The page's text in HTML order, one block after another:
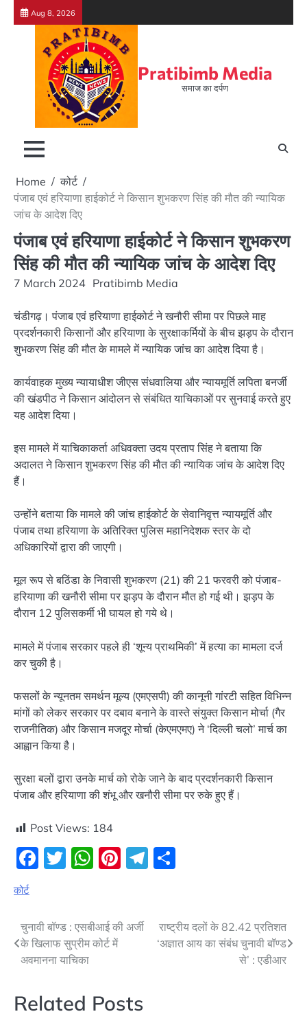
Skip
Aug 8, 2026
Pratibimb Media
समाज का दर्पण
Home
कोर्ट
पंजाब एवं हरियाणा हाईकोर्ट ने किसान शुभकरण सिंह की मौत की न्यायिक
जांच के आदेश दिए
पंजाब एवं हरियाणा हाईकोर्ट ने किसान शुभकरण
सिंह की मौत की न्यायिक जांच के आदेश दिए
7 March 2024 Pratibimb Media
चंडीगढ़। पंजाब एवं हरियाणा हाईकोर्ट ने खनौरी सीमा पर पिछले माह
प्रदर्शनकारी किसानों और हरियाणा के सुरक्षाकर्मियों के बीच झड़प के दौरान
शुभकरण सिंह की मौत के मामले में न्यायिक जांच का आदेश दिया है।
कार्यवाहक मुख्य न्यायाधीश जीएस संधवालिया और न्यायमूर्ति लपिता बनर्जी
की खंडपीठ ने किसान आंदोलन से संबंधित याचिकाओं पर सुनवाई करते हुए
यह आदेश दिया।
इस मामले में याचिकाकर्ता अधिवक्ता उदय प्रताप सिंह ने बताया कि
अदालत ने किसान शुभकरण सिंह की मौत की न्यायिक जांच के आदेश दिए
हैं।
उन्होंने बताया कि मामले की जांच हाईकोर्ट के सेवानिवृत्त न्यायमूर्ति और
पंजाब तथा हरियाणा के अतिरिक्त पुलिस महानिदेशक स्तर के दो
अधिकारियों द्वारा की जाएगी।
मूल रूप से बठिंडा के निवासी शुभकरण (21) की 21 फरवरी को पंजाब-
हरियाणा की खनौरी सीमा पर झड़प के दौरान मौत हो गई थी। झड़प के
दौरान 12 पुलिसकर्मी भी घायल हो गये थे।
मामले में पंजाब सरकार पहले ही ‘शून्य प्राथमिकी’ में हत्या का मामला दर्ज
कर चुकी है।
फसलों के न्यूनतम समर्थन मूल्य (एमएसपी) की कानूनी गांरटी सहित विभिन्न
मांगों को लेकर सरकार पर दबाव बनाने के वास्ते संयुक्त किसान मोर्चा (गैर
राजनीतिक) और किसान मजदूर मोर्चा (केएमएमए) ने ‘दिल्ली चलो’ मार्च का
आह्वान किया है।
सुरक्षा बलों द्वारा उनके मार्च को रोके जाने के बाद प्रदर्शनकारी किसान
पंजाब और हरियाणा की शंभू और खनौरी सीमा पर रुके हुए हैं।
Post Views: 184
Facebook
Twitter
WhatsApp
Pinterest
Telegram
कोर्ट
Post
navigation
चुनावी बॉण्ड : एसबीआई की अर्जी
के खिलाफ सुप्रीम कोर्ट में
अवमानना याचिका
राष्ट्रीय दलों के 82.42 प्रतिशत
‘अज्ञात आय का संबंध चुनावी बॉण्ड
से’ : एडीआर
Related Posts